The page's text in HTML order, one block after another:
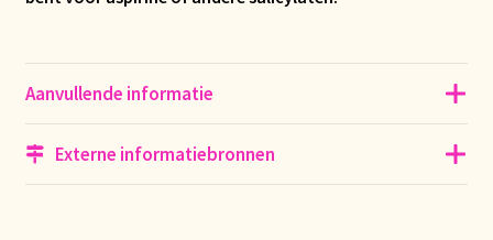
Multilinguisme
Multilingüismo.
Aanvullende informatie
Externe informatiebronnen